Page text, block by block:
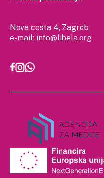
Nova cesta 4, Zagreb
e-mail: info@libela.org